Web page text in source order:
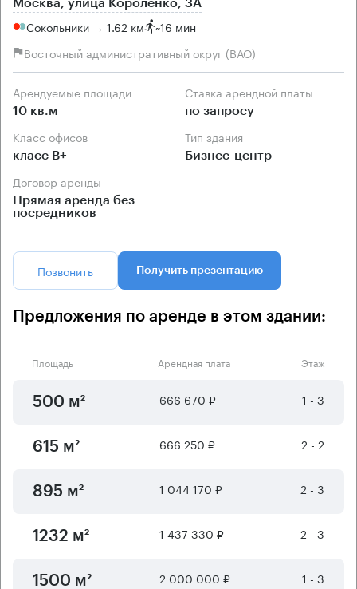
Москва, улица Короленко, 3А
Сокольники → 1.62 км ~16 мин
Восточный административный округ (ВАО)
Арендуемые площади
10 кв.м
Ставка арендной платы
по запросу
Класс офисов
класс B+
Тип здания
Бизнес-центр
Договор аренды
Прямая аренда без
посредников
Позвонить Получить презентацию
Предложения по аренде в этом здании:
Площадь Арендная плата Этаж
500 м² 666 670 ₽ 1 - 3
615 м² 666 250 ₽ 2 - 2
895 м² 1 044 170 ₽ 2 - 3
1232 м² 1 437 330 ₽ 2 - 3
1500 м² 2 000 000 ₽ 1 - 3